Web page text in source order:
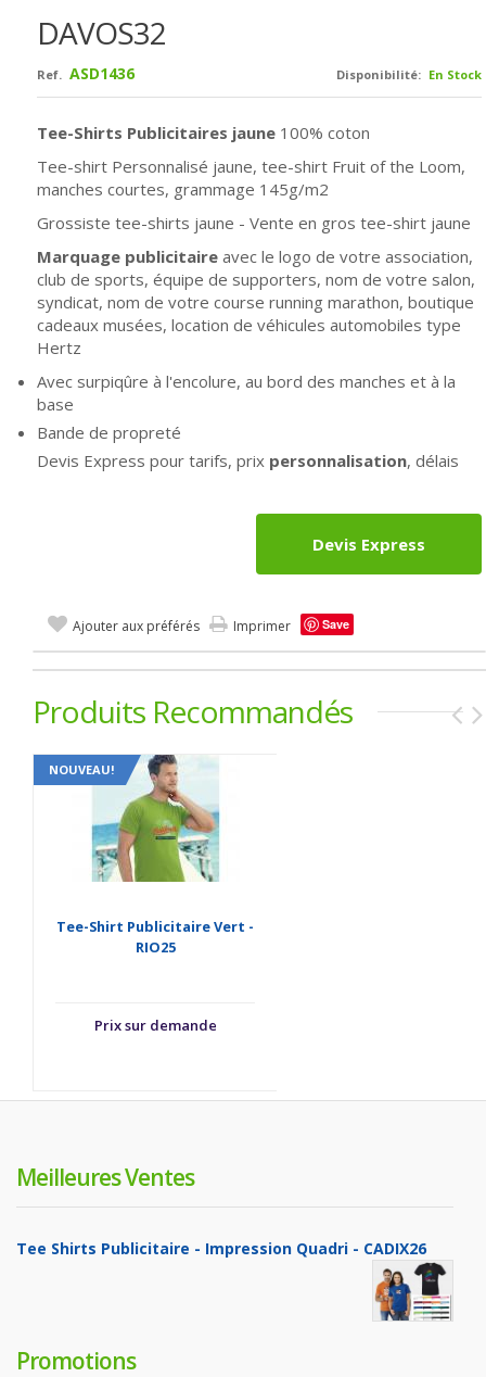
DAVOS32
Disponibilité: En Stock
Ref. ASD1436
Tee-Shirts Publicitaires jaune 100% coton
Tee-shirt Personnalisé jaune, tee-shirt Fruit of the Loom,
manches courtes, grammage 145g/m2
Grossiste tee-shirts jaune - Vente en gros tee-shirt jaune
Marquage publicitaire avec le logo de votre association,
club de sports, équipe de supporters, nom de votre salon,
syndicat, nom de votre course running marathon, boutique
cadeaux musées, location de véhicules automobiles type
Hertz
Avec surpiqûre à l'encolure, au bord des manches et à la
base
Bande de propreté
Devis Express pour tarifs, prix personnalisation, délais
Devis Express
Ajouter aux préférés Imprimer Save
Produits Recommandés
NOUVEAU!
Tee-Shirt Publicitaire Vert -
RIO25
Prix sur demande
Meilleures Ventes
Tee Shirts Publicitaire - Impression Quadri - CADIX26
Promotions